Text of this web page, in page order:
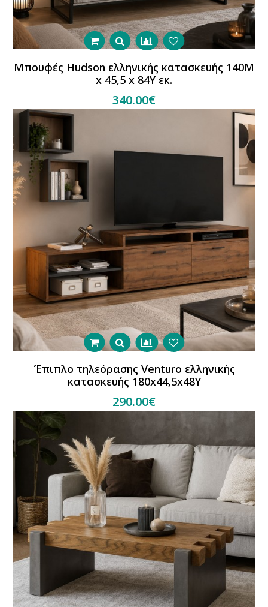
Μπουφές Hudson ελληνικής κατασκευής 140Μ
x 45,5 x 84Υ εκ.
340.00€
Έπιπλο τηλεόρασης Venturo ελληνικής
κατασκευής 180x44,5x48Y
290.00€